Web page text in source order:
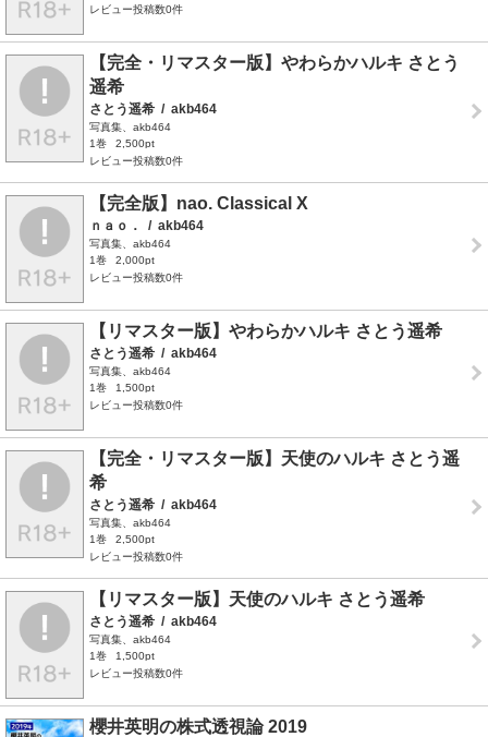
レビュー投稿数0件
【完全・リマスター版】やわらかハルキ さとう
遥希
さとう遥希 / akb464
写真集、akb464
1巻
2,500pt
レビュー投稿数0件
【完全版】nao. Classical X
ｎａｏ． / akb464
写真集、akb464
1巻
2,000pt
レビュー投稿数0件
【リマスター版】やわらかハルキ さとう遥希
さとう遥希 / akb464
写真集、akb464
1巻
1,500pt
レビュー投稿数0件
【完全・リマスター版】天使のハルキ さとう遥
希
さとう遥希 / akb464
写真集、akb464
1巻
2,500pt
レビュー投稿数0件
【リマスター版】天使のハルキ さとう遥希
さとう遥希 / akb464
写真集、akb464
1巻
1,500pt
レビュー投稿数0件
櫻井英明の株式透視論 2019